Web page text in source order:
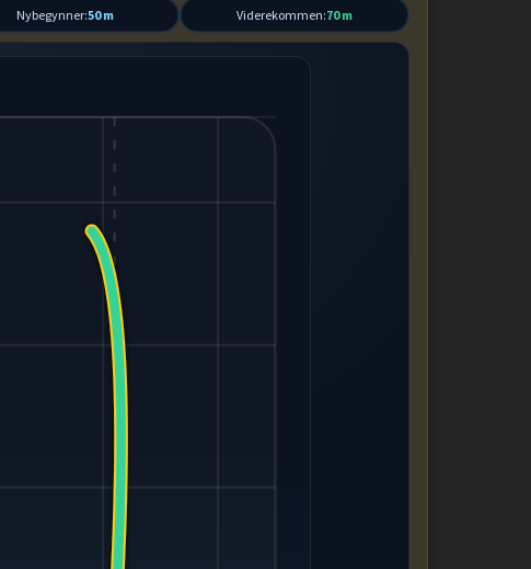
Nybegynner:50 m Viderekommen:70 m